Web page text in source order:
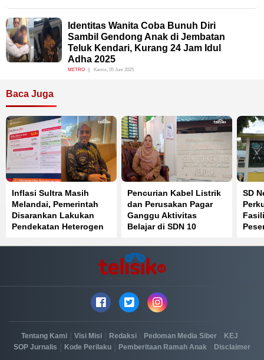
Identitas Wanita Coba Bunuh Diri
Sambil Gendong Anak di Jembatan
Teluk Kendari, Kurang 24 Jam Idul
Adha 2025
METRO Kamis, 05 Juni 2025
Baca Juga
Inflasi Sultra Masih
Melandai, Pemerintah
Disarankan Lakukan
Pendekatan Heterogen
Pencurian Kabel Listrik
dan Perusakan Pagar
Ganggu Aktivitas
Belajar di SDN 10
SD
Tentang Kami Visi Misi Redaksi Pedoman Media Siber KEJ
SOP Jurnalis Kode Perilaku Pemberitaan Ramah Anak Disclaimer